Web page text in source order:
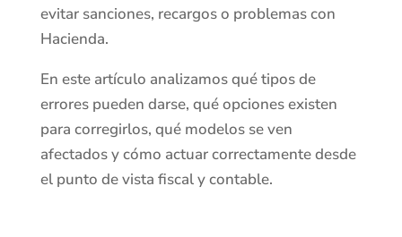
evitar sanciones, recargos o problemas con
Hacienda.
En este artículo analizamos qué tipos de
errores pueden darse, qué opciones existen
para corregirlos, qué modelos se ven
afectados y cómo actuar correctamente desde
el punto de vista fiscal y contable.